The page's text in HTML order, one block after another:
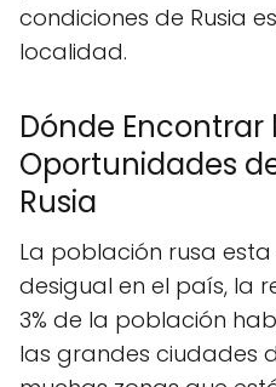
condiciones de Rusia
localidad.
Dónde Encontrar
Oportunidades
Rusia
La población rusa
desigual en el país, la
3% de la población
las grandes ciudades